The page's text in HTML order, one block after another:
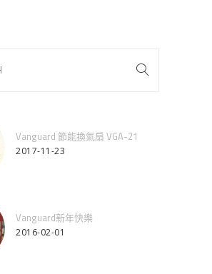
Vanguard 節能換氣扇 VGA-21
2017-11-23
Vanguard新年快樂
2016-02-01